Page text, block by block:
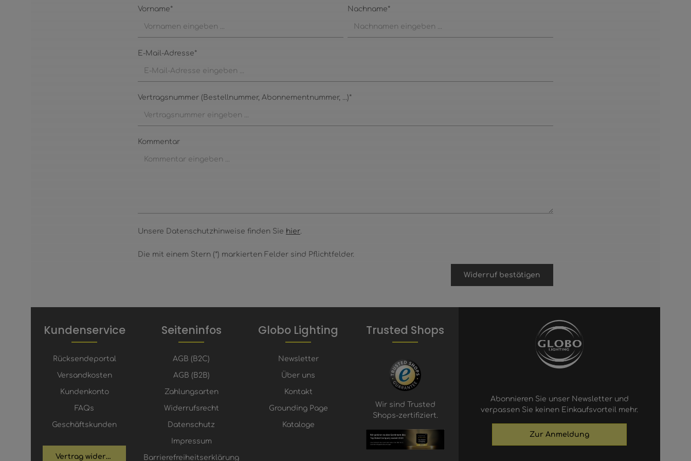
Vorname* Nachname*
E-Mail-Adresse*
Vertragsnummer (Bestellnummer, Abonnementnummer, ...)*
Kommentar
Unsere Datenschutzhinweise finden Sie hier.
Die mit einem Stern (*) markierten Felder sind Pflichtfelder.
Widerruf bestätigen
Kundenservice
Rücksendeportal
Versandkosten
Kundenkonto
FAQs
Geschäftskunden
Vertrag widerrufen
Seiteninfos
AGB (B2C)
AGB (B2B)
Zahlungsarten
Widerrufsrecht
Datenschutz
Impressum
Barrierefreiheitserklärung
Globo Lighting
Newsletter
Über uns
Kontakt
Grounding Page
Kataloge
Trusted Shops
Wir sind Trusted
Shops-zertifiziert.
Abonnieren Sie unser Newsletter und
verpassen Sie keinen Einkaufsvorteil mehr.
Zur Anmeldung